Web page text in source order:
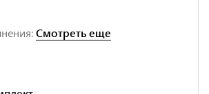
Смотреть еще